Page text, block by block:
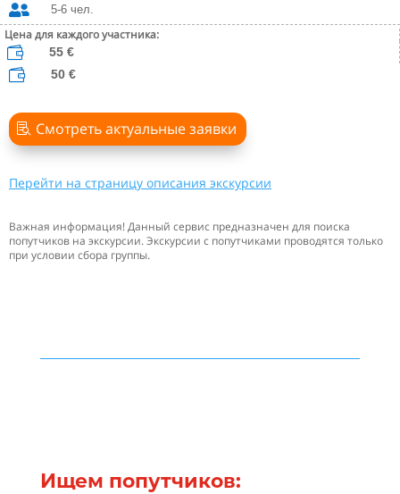
 5-6 чел.
Цена для каждого участника:
 55 €
 50 €
Смотреть актуальные заявки
Перейти на страницу описания экскурсии
Важная информация! Данный сервис предназначен для поиска
попутчиков на экскурсии. Экскурсии с попутчиками проводятся только
при условии сбора группы.
Ищем попутчиков: